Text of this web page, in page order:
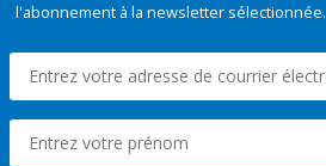
l'abonnement à la newsletter sélectionnée.